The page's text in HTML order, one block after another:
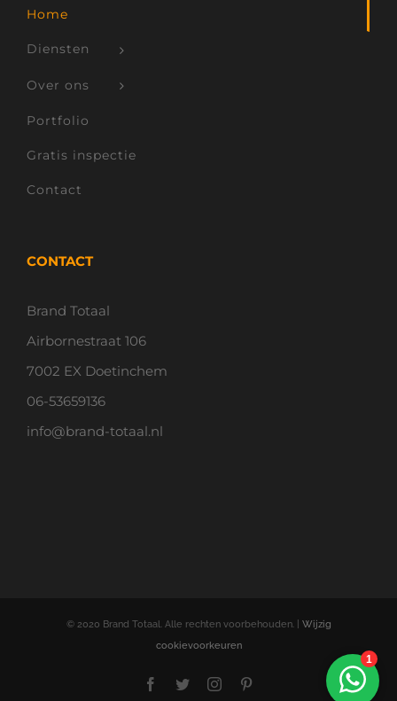
Home
Diensten
Over ons
Portfolio
Gratis inspectie
Contact
CONTACT
Brand Totaal
Airbornestraat 106
7002 EX Doetinchem
06-53659136
info@brand-totaal.nl
© 2020 Brand Totaal. Alle rechten voorbehouden. | Wijzig
cookievoorkeuren
Facebook
TwitterInstagram